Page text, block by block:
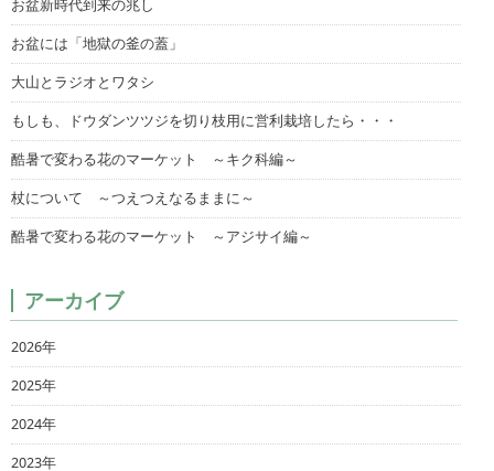
お盆新時代到来の兆し
お盆には「地獄の釜の蓋」
大山とラジオとワタシ
もしも、ドウダンツツジを切り枝用に営利栽培したら・・・
酷暑で変わる花のマーケット ～キク科編～
杖について ～つえつえなるままに～
酷暑で変わる花のマーケット ～アジサイ編～
アーカイブ
2026年
2025年
2024年
2023年